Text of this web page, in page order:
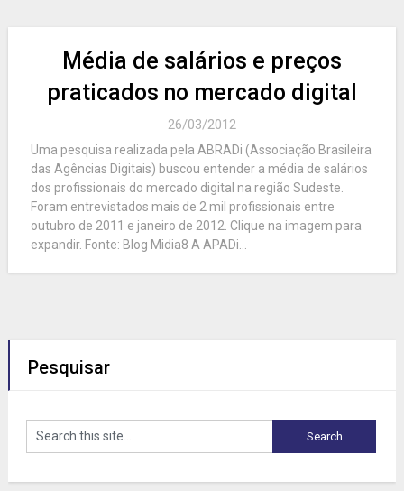
Média de salários e preços
praticados no mercado digital
26/03/2012
Uma pesquisa realizada pela ABRADi (Associação Brasileira
das Agências Digitais) buscou entender a média de salários
dos profissionais do mercado digital na região Sudeste.
Foram entrevistados mais de 2 mil profissionais entre
outubro de 2011 e janeiro de 2012. Clique na imagem para
expandir. Fonte: Blog Midia8 A APADi...
Pesquisar